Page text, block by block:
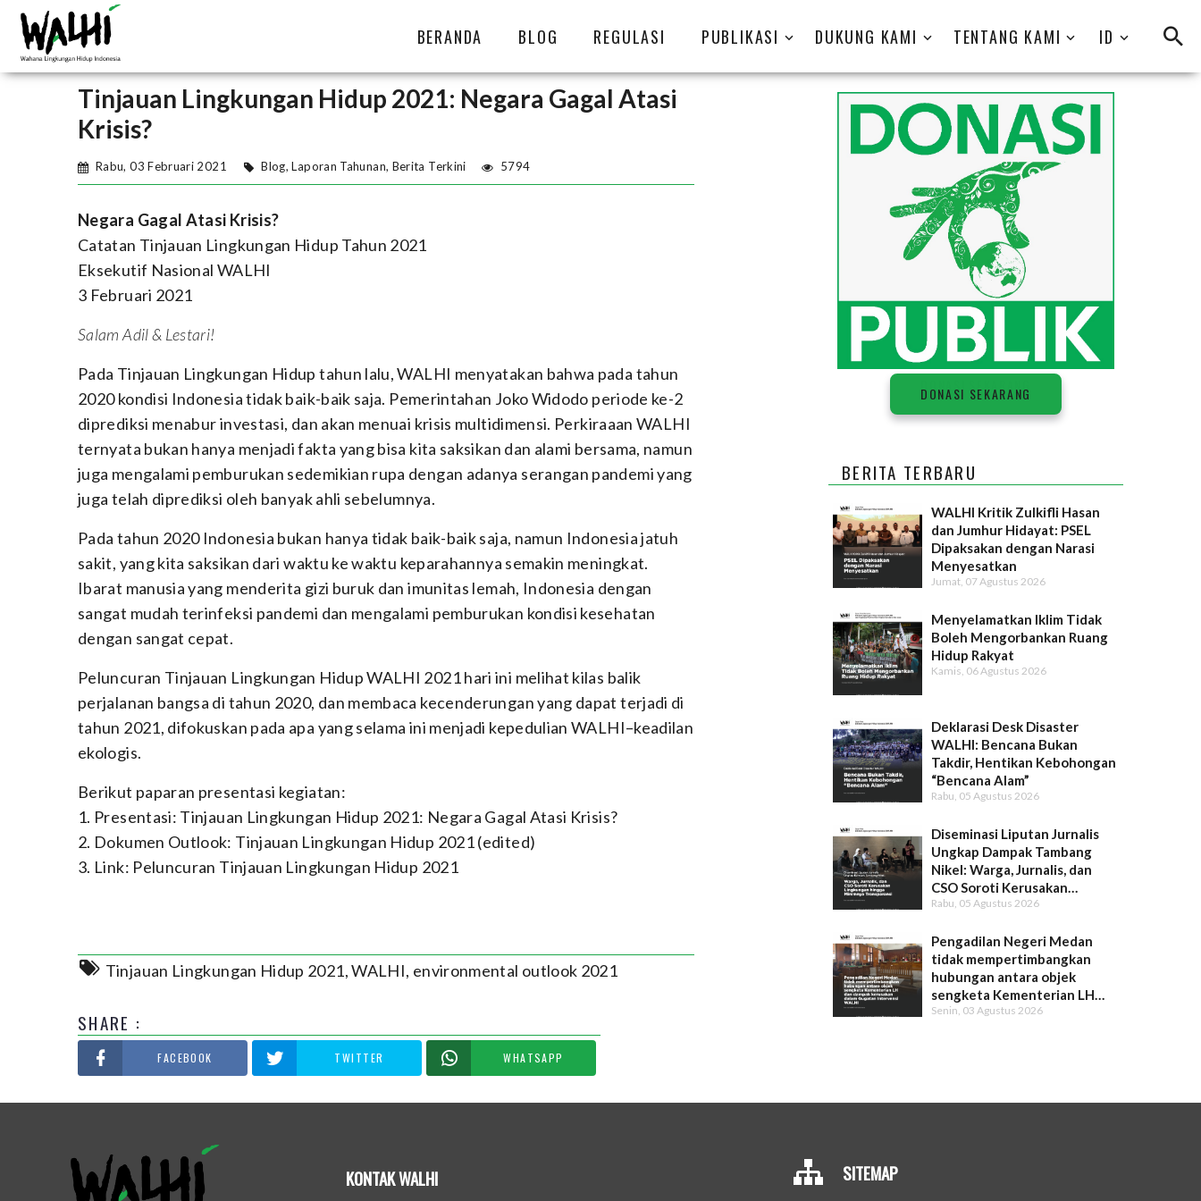
BERANDA BLOG REGULASI PUBLIKASI DUKUNG KAMI TENTANG KAMI ID
Tinjauan Lingkungan Hidup 2021: Negara Gagal Atasi
Krisis?
Rabu, 03 Februari 2021 Blog,Laporan Tahunan, Berita Terkini 5794
Negara Gagal Atasi Krisis?
Catatan Tinjauan Lingkungan Hidup Tahun 2021
Eksekutif Nasional WALHI
3 Februari 2021
Salam Adil & Lestari!
Pada Tinjauan Lingkungan Hidup tahun lalu, WALHI menyatakan bahwa pada tahun
2020 kondisi Indonesia tidak baik-baik saja. Pemerintahan Joko Widodo periode ke-2
diprediksi menabur investasi, dan akan menuai krisis multidimensi. Perkiraaan WALHI
ternyata bukan hanya menjadi fakta yang bisa kita saksikan dan alami bersama, namun
juga mengalami pemburukan sedemikian rupa dengan adanya serangan pandemi yang
juga telah diprediksi oleh banyak ahli sebelumnya.
Pada tahun 2020 Indonesia bukan hanya tidak baik-baik saja, namun Indonesia jatuh
sakit, yang kita saksikan dari waktu ke waktu keparahannya semakin meningkat.
Ibarat manusia yang menderita gizi buruk dan imunitas lemah, Indonesia dengan
sangat mudah terinfeksi pandemi dan mengalami pemburukan kondisi kesehatan
dengan sangat cepat.
Peluncuran Tinjauan Lingkungan Hidup WALHI 2021 hari ini melihat kilas balik
perjalanan bangsa di tahun 2020, dan membaca kecenderungan yang dapat terjadi di
tahun 2021, difokuskan pada apa yang selama ini menjadi kepedulian WALHI–keadilan
ekologis.
Berikut paparan presentasi kegiatan:
1. Presentasi: Tinjauan Lingkungan Hidup 2021: Negara Gagal Atasi Krisis?
2. Dokumen Outlook: Tinjauan Lingkungan Hidup 2021 (edited)
3. Link: Peluncuran Tinjauan Lingkungan Hidup 2021
Tinjauan Lingkungan Hidup 2021,WALHI, environmental outlook 2021
SHARE :
FACEBOOK TWITTER WHATSAPP
DONASI SEKARANG
BERITA TERBARU
WALHI Kritik Zulkifli Hasan
dan Jumhur Hidayat: PSEL
Dipaksakan dengan Narasi
Menyesatkan
Jumat, 07 Agustus 2026
Menyelamatkan Iklim Tidak
Boleh Mengorbankan Ruang
Hidup Rakyat
Kamis, 06 Agustus 2026
Deklarasi Desk Disaster
WALHI: Bencana Bukan
Takdir, Hentikan Kebohongan
“Bencana Alam”
Rabu, 05 Agustus 2026
Diseminasi Liputan Jurnalis
Ungkap Dampak Tambang
Nikel: Warga, Jurnalis, dan
CSO Soroti Kerusakan
Lingkungan hingga Minimnya
Rabu, 05 Agustus 2026
Pengadilan Negeri Medan
tidak mempertimbangkan
hubungan antara objek
sengketa Kementerian LH
dan dampak kerusakan dalam
Senin, 03 Agustus 2026
KONTAK WALHI SITEMAP